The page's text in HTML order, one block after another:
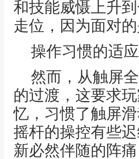
和技能威慑上升
走位，因为面对
操作习惯的适
然而，从触屏
的过渡，这要求
忆，习惯了触屏
摇杆的操控有些
新必然伴随的阵